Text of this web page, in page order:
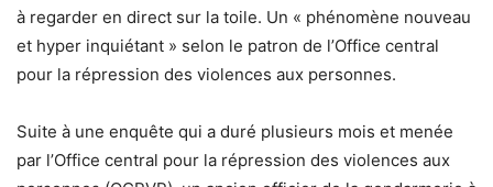
à regarder en direct sur la toile. Un « phénomène nouveau
et hyper inquiétant » selon le patron de l’Office central
pour la répression des violences aux personnes.
Suite à une enquête qui a duré plusieurs mois et menée
par l’Office central pour la répression des violences aux